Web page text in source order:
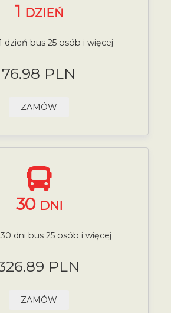
1 DZIEŃ
dzień bus 25 osób i więcej
76.98 PLN
ZAMÓW
30 DNI
dni bus 25 osób i więcej
PLN
ZAMÓW